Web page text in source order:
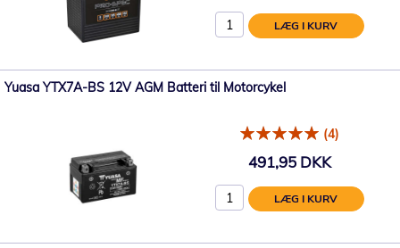
LÆG I KURV
Yuasa YTX7A-BS 12V AGM Batteri til Motorcykel
(4)
491,95 DKK
LÆG I KURV